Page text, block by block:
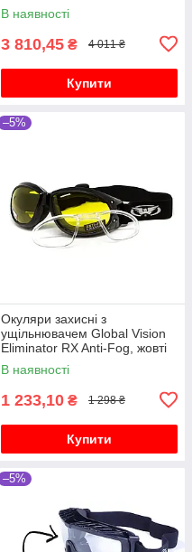
В наявності
3 810,45 ₴ 4 011 ₴
Купити
–5%
Окуляри захисні з
ущільнювачем Global Vision
Eliminator RX Anti-Fog, жовті
В наявності
1 233,10 ₴ 1 298 ₴
Купити
–5%